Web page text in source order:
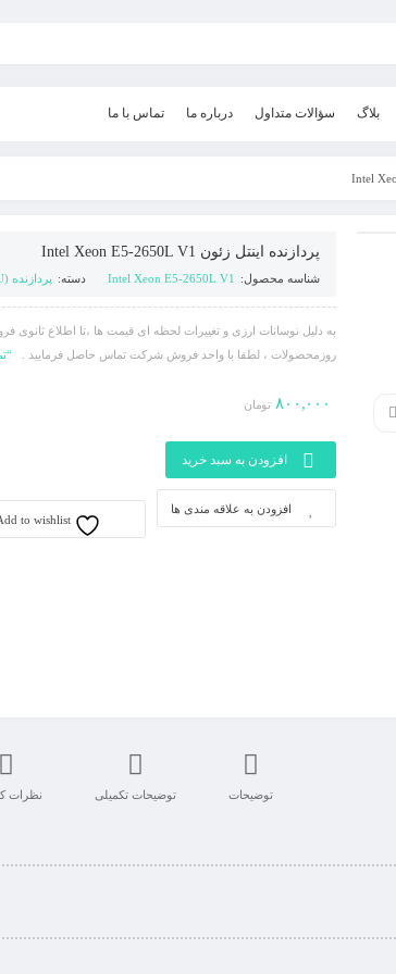
بلاگ سؤالات متداول درباره ما تماس با ما
پردازنده اینتل زئون Intel Xeon E5-2650L V1
شناسه محصول: Intel Xeon E5-2650L V1 دسته: پردازنده (CPU)
به دلیل نوسانات ارزی و تغییرات لحظه ای قیمت ها ،تا اطلاع
روزمحصولات ، لطفا با واحد فروش شرکت تماس حاصل فرمایید .
۸۰۰,۰۰۰ تومان
افزودن به سبد خرید
افزودن به علاقه مندی ها
Add to wishlist
توضیحات توضیحات تکمیلی نظرات